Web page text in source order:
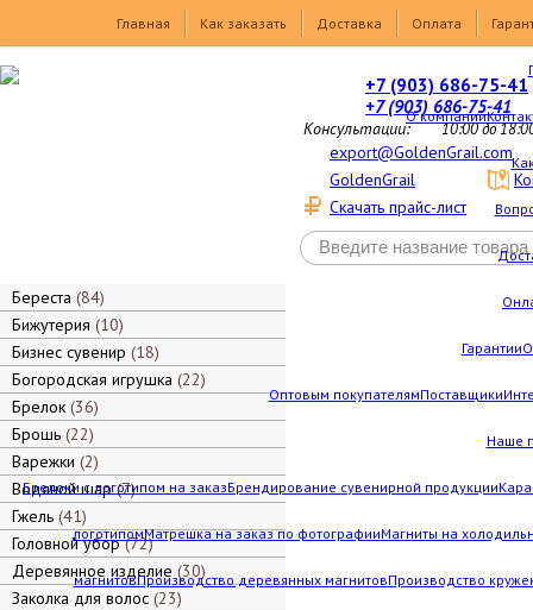
Главная
Как заказать Доставка Оплата
О компании
Гарантии
Оптовым покупателямПоставщики
Наше
Брелоки с логотипом на заказБрендирование сувенирной продукции
логотипомМатрешка на заказ по фотографииМагниты на
магнитовПроизводство деревянных магнитовПроизводство
+7 (903) 686-75-41
+7 (903) 686-75-41
Консультации: 10:00 до
export@GoldenGrail.com
GoldenGrail
Скачать прайс-лист
Береста 84
Бижутерия 10
Бизнес сувенир 18
Богородская игрушка 22
Брелок 36
Брошь 22
Варежки 2
Водяной шар 7
Гжель 41
Головной убор 72
Деревянное изделие 30
Заколка для волос 23